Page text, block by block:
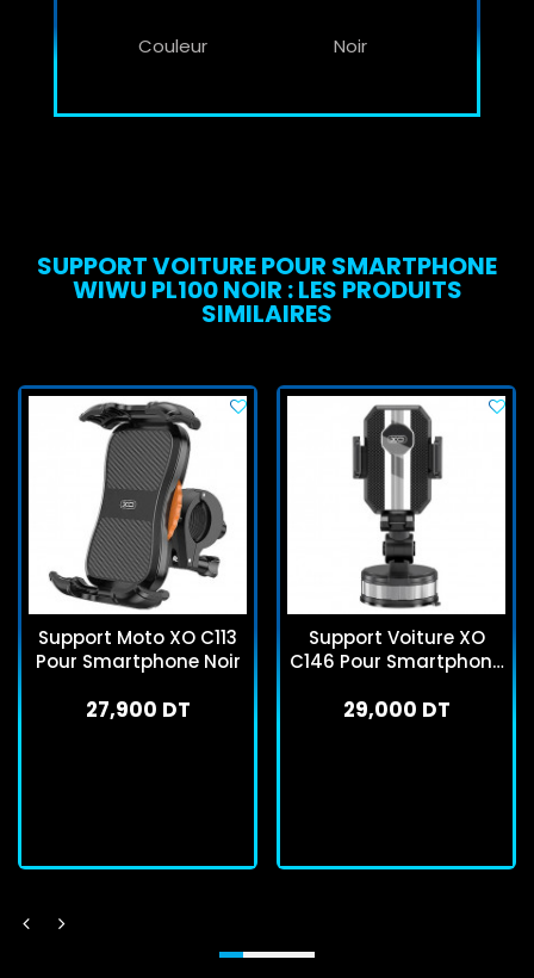
Couleur Noir
SUPPORT VOITURE POUR SMARTPHONE
WIWU PL100 NOIR : LES PRODUITS
SIMILAIRES
Support Moto XO C113
Pour Smartphone Noir
27,900 DT
Support Voiture XO
C146 Pour Smartphone
29,000 DT